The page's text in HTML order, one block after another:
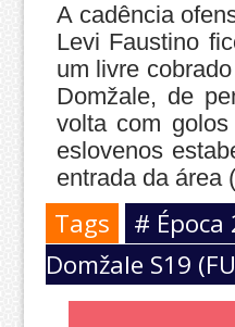
A cadência
Levi Faustino
um livre
Domžale, de
volta com
eslovenos
entrada da área
Tags # Época
Domžale S19